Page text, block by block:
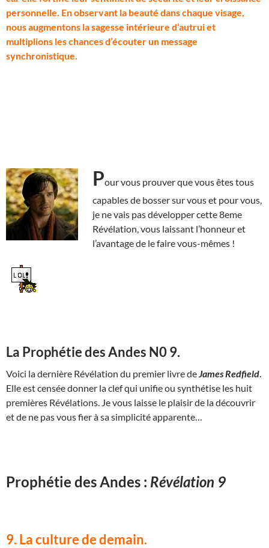
personnelle. En observant la beauté dans chaque visage,
nous augmentons la sagesse intérieure d’autrui et
multiplions les chances d’écouter un message
synchronistique.
Pour vous prouver que vous êtes tous
capables de bosser sur vous et pour vous,
je ne vais pas développer cette 8eme
Révélation, vous laissant l’honneur et
l’avantage de le faire vous-mêmes !
La Prophétie des Andes N0 9.
Voici la dernière Révélation du premier livre de James Redfield
Elle est censée donner la clef qui unifie ou synthétise les huit
premières Révélations. Je vous laisse le plaisir de la découvrir
et de ne pas vous fier à sa simplicité apparente…
Prophétie des Andes : Révélation 9
9. La culture de demain.